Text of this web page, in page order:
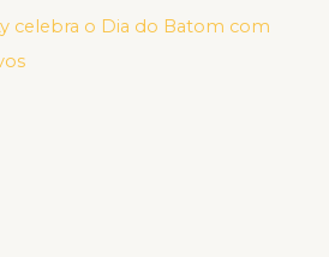
celebra o Dia do Batom com